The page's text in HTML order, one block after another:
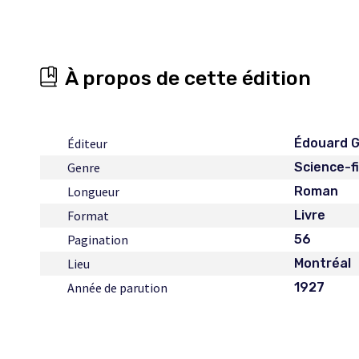
À propos de cette édition
Éditeur Édouard
Genre Science-
Longueur Roman
Format Livre
Pagination 56
Lieu Montréal
Année de parution 1927